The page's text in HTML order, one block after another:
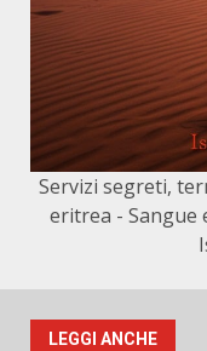
Servizi segreti,
eritrea - Sangue
LEGGI ANCHE